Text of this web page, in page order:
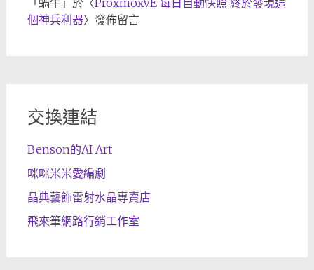
個神兵利器〉發佈留言
交換連結
Benson的AI Art
咪咪米米愛編劇
晶典藝飾雷射水晶專賣店
飛來筆網路行銷工作室